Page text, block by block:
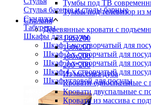
Стулья барные и столы барные
Сундуки
Табуреты
Шкафы для посуды
Шкаф 1-но створчатый для
Шкаф 2-х створчатый для
Шкаф 3-х створчатый для
Шкаф 4-х створчатый для
Шкаф угловой для посуды
Тумбы под ТВ
Тумбы под телевизор из
Спальня
Деревянные кровати с
140x200
160х200
180х200
200*200
Из массива дуба
Кровати односпальные
Кровати двуспальные с
Кровати из массива с